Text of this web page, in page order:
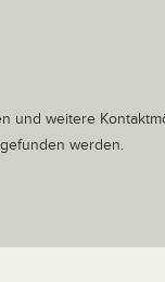
und weitere
gefunden werden.